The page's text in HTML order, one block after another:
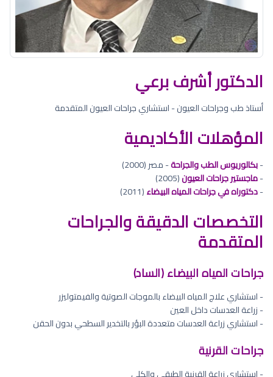
الدكتور أشرف برعي
أستاذ طب وجراحات العيون - استشاري جراحات العيون المتقدمة
المؤهلات الأكاديمية
-بكالوريوس الطب والجراحة- مصر (2000)
-ماجستير جراحات العيون(2005)
-دكتوراه في جراحات المياه البيضاء(2011)
التخصصات الدقيقة والجراحات
المتقدمة
جراحات المياه البيضاء (الساد)
- استشاري علاج المياه البيضاء بالموجات الصوتية والفيمتوليزر
- زراعة العدسات داخل العين
- استشاري زراعة العدسات متعددة البؤر بالتخدير السطحي بدون الحقن
جراحات القرنية